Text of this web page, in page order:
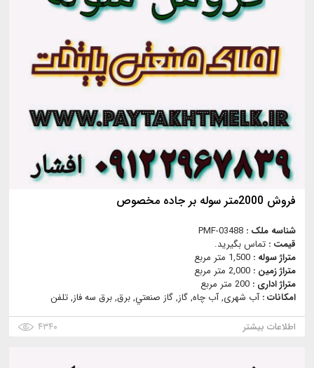
فروش 2000متر سوله بر جاده مخصوص
شناسه ملک : PMF-03488
قیمت : تماس بگیرید.
متراژ سوله : 1,500 متر مربع
متراژ زمین : 2,000 متر مربع
متراژ اداری : 200 متر مربع
امکانات :آب شهری, آب چاه, گاز, گاز صنعتي, برق, برق سه فاز, تلفن
اطلاعات بیشتر
۴۳۴۰